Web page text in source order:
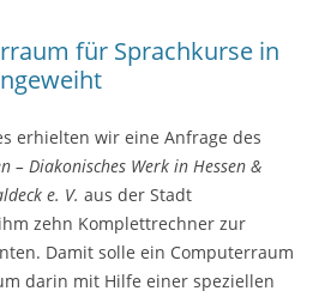
für Sprachkurse in
erhielten wir eine Anfrage des
– Diakonisches Werk in Hessen &
e. V. aus der Stadt
zehn Komplettrechner zur
Damit solle ein Computerraum
darin mit Hilfe einer speziellen